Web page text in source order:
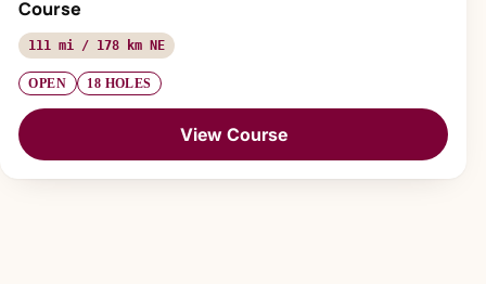
Course
111 mi / 178 km NE
OPEN 18 HOLES
View Course